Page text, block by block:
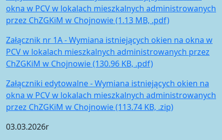
okna w PCV w lokalach mieszkalnych administrowanych
przez ChZGKiM w Chojnowie (1.13 MB, .pdf)
Załącznik nr 1A - Wymiana istniejących okien na okna w
PCV w lokalach mieszkalnych administrowanych przez
ChZGKiM w Chojnowie (130.96 KB, .pdf)
Załączniki edytowalne - Wymiana istniejących okien na
okna w PCV w lokalach mieszkalnych administrowanych
przez ChZGKiM w Chojnowie (113.74 KB, .zip)
03.03.2026r